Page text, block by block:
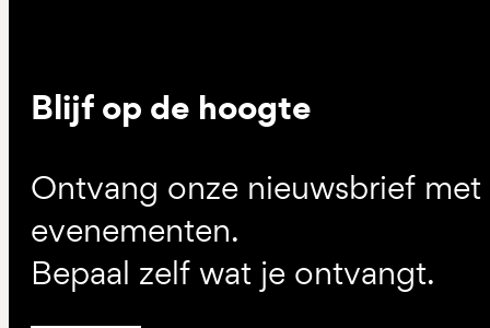
Blijf op de hoogte
Ontvang onze nieuwsbrief
evenementen.
Bepaal zelf wat je ontvangt.